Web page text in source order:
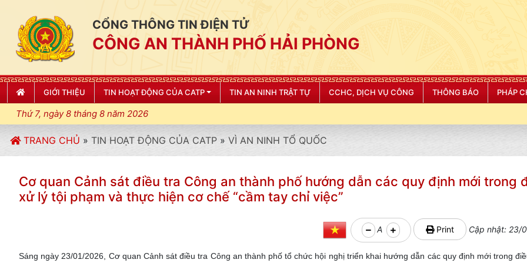
CỔNG THÔNG TIN ĐIỆN TỬ
CÔNG AN THÀNH PHỐ HẢI PHÒNG
GIỚI THIỆU TIN HOẠT ĐỘNG CỦA CATP TIN AN NINH TRẬT TỰ CCHC, DỊCH VỤ CÔNG THÔNG BÁO PHÁP
Thứ 7, ngày 8 tháng 8 năm 2026
TRANG CHỦ » TIN HOẠT ĐỘNG CỦA CATP » VÌ AN NINH TỔ QUỐC
Cơ quan Cảnh sát điều tra Công an thành phố hướng dẫn các quy định mới trong
xử lý tội phạm và thực hiện cơ chế “cầm tay chỉ việc”
A Print Cập nhật: 23/
Sáng ngày 23/01/2026, Cơ quan Cảnh sát điều tra Công an thành phố tổ chức hội nghị triển khai hướng dẫn các quy định mới trong